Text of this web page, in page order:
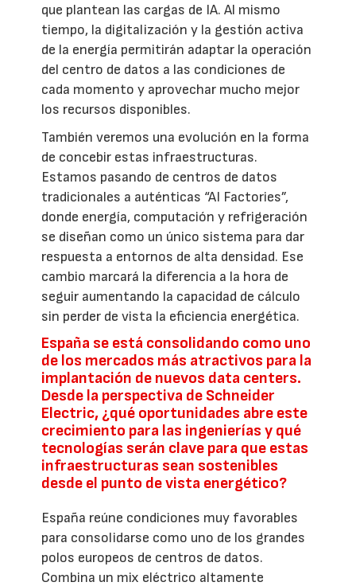
que plantean las cargas de IA. Al mismo
tiempo, la digitalización y la gestión activa
de la energía permitirán adaptar la operación
del centro de datos a las condiciones de
cada momento y aprovechar mucho mejor
los recursos disponibles.
También veremos una evolución en la forma
de concebir estas infraestructuras.
Estamos pasando de centros de datos
tradicionales a auténticas “AI Factories”,
donde energía, computación y refrigeración
se diseñan como un único sistema para dar
respuesta a entornos de alta densidad. Ese
cambio marcará la diferencia a la hora de
seguir aumentando la capacidad de cálculo
sin perder de vista la eficiencia energética.
España se está consolidando como uno
de los mercados más atractivos para la
implantación de nuevos data centers.
Desde la perspectiva de Schneider
Electric, ¿qué oportunidades abre este
crecimiento para las ingenierías y qué
tecnologías serán clave para que estas
infraestructuras sean sostenibles
desde el punto de vista energético?
España reúne condiciones muy favorables
para consolidarse como uno de los grandes
polos europeos de centros de datos.
Combina un mix eléctrico altamente